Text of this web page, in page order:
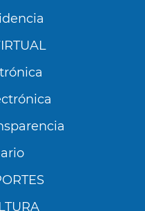
y de terceros para
y mostrarte
tus preferencias en
a partir de tus
más información y
accediendo a